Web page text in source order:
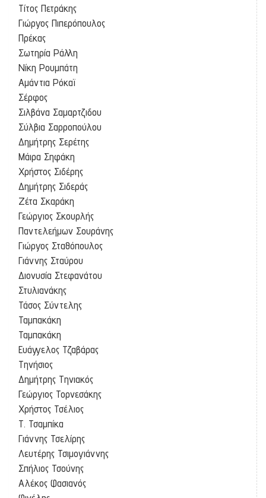
Τίτος Πετράκης
Γιώργος Πιπερόπουλος
Πρέκας
Σωτηρία Ράλλη
Νίκη Ρουμπάτη
Αμάντια Ρόκαϊ
Σέρφος
Σιλβάνα Σαμαρτζιδου
Σύλβια Σαρροπούλου
Δημήτρης Σερέτης
Μάιρα Σηφάκη
Χρήστος Σιδέρης
Δημήτρης Σιδεράς
Ζέτα Σκαράκη
Γεώργιος Σκουρλής
Παντελεήμων Σουράνης
Γιώργος Σταθόπουλος
Γιάννης Σταύρου
Διονυσία Στεφανάτου
Στυλιανάκης
Τάσος Σύντελης
Ταμπακάκη
Ταμπακάκη
Ευάγγελος Τζαβάρας
Τηνήσιος
Δημήτρης Τηνιακός
Γεώργιος Τορνεσάκης
Χρήστος Τσέλιος
Τ. Τσαμπίκα
Γιάννης Τσελίρης
Λευτέρης Τσιμογιάννης
Σπήλιος Τσούνης
Αλέκος Φασιανός